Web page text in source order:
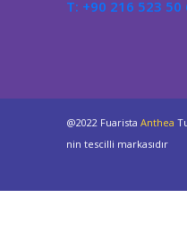
T: +90 216 523 50
@2022 Fuarista Anthea
nin tescilli markasıdır